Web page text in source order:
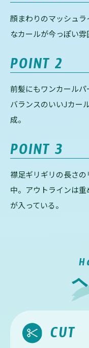
顔まわりのマッシュ
なカールが今っぽい
POINT2
前髪にもワンカール
バランスのいいJカー
成。
POINT3
襟足ギリギリの長さ
中。アウトラインは
が入っている。
CUT